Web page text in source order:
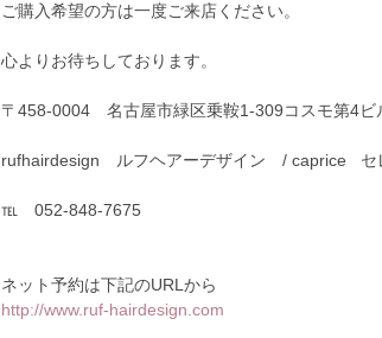
ご購入希望の方は一度ご来店ください。
心よりお待ちしております。
〒458-0004　名古屋市緑区乗鞍1-309コスモ第4ビ
rufhairdesign　ルフヘアーデザイン　/ caprice
℡　052-848-7675
ネット予約は下記のURLから
http://www.ruf-hairdesign.com